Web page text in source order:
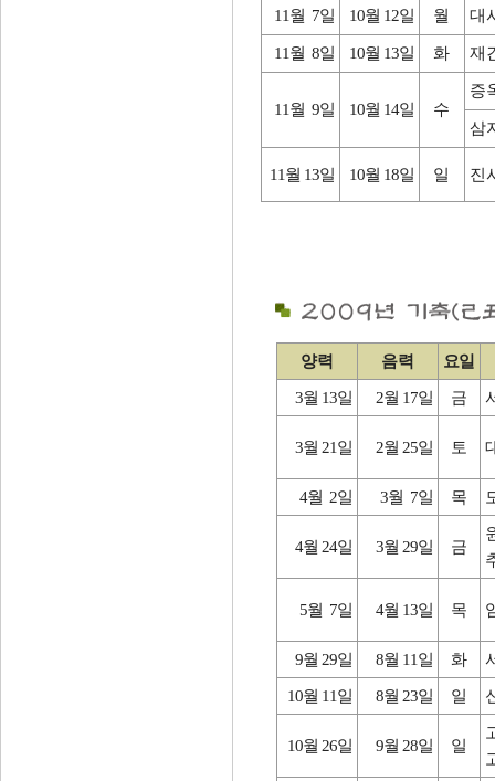
11월 7일 10월 12일 월 대
11월 8일 10월 13일 화 재
11월 9일 10월 14일 수
증
삼
11월 13일 10월 18일 일 진
양력 음력 요일
3월 13일 2월 17일 금
3월 21일 2월 25일 토
4월 2일 3월 7일 목
4월 24일 3월 29일 금
5월 7일 4월 13일 목
9월 29일 8월 11일 화
10월 11일 8월 23일 일
10월 26일 9월 28일 일